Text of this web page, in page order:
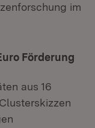
im
Förderung
aus 16